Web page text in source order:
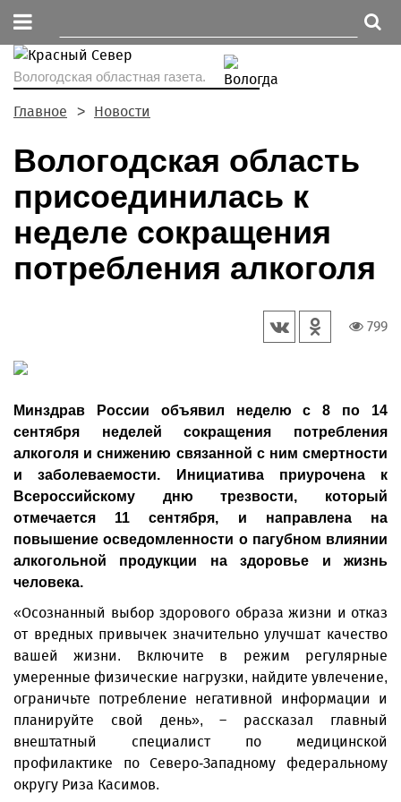
Вологодская областная газета.
Главное Новости
Вологодская область
присоединилась к
неделе сокращения
потребления алкоголя
799
Минздрав России объявил неделю с 8 по 14
сентября неделей сокращения потребления
алкоголя и снижению связанной с ним смертности
и заболеваемости. Инициатива приурочена к
Всероссийскому дню трезвости, который
отмечается 11 сентября, и направлена на
повышение осведомленности о пагубном влиянии
алкогольной продукции на здоровье и жизнь
человека.
«Осознанный выбор здорового образа жизни и отказ
от вредных привычек значительно улучшат качество
вашей жизни. Включите в режим регулярные
умеренные физические нагрузки, найдите увлечение,
ограничьте потребление негативной информации и
планируйте свой день», – рассказал главный
внештатный специалист по медицинской
профилактике по Северо-Западному федеральному
округу Риза Касимов.